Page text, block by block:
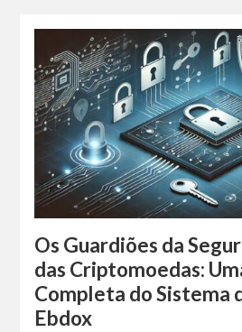
Os Guardiões da
das Criptomoedas:
Completa do Sistema
Ebdox